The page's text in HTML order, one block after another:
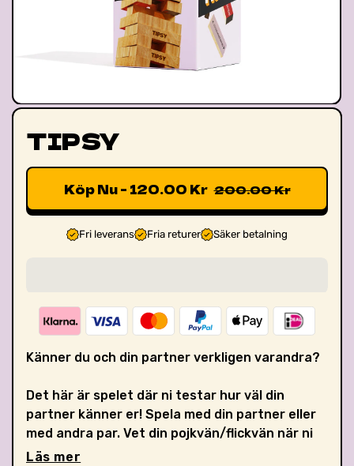
TIPSY
Köp Nu - 120.00 Kr 200.00 Kr
Fri leverans Fria returer Säker betalning
Känner du och din partner verkligen varandra?
Det här är spelet där ni testar hur väl din
partner känner er! Spela med din partner eller
med andra par. Vet din pojkvän/flickvän när ni
blev kära? Eller vad din favoritgrej är i
Läs mer